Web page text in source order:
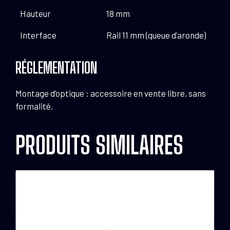
Hauteur 18 mm
Interface Rail 11 mm (queue d’aronde)
RÉGLEMENTATION
Montage d’optique : accessoire en vente libre, sans
formalité.
PRODUITS SIMILAIRES